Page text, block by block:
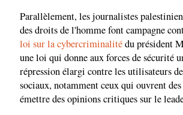
Parallèlement, les journalistes
des droits de l'homme font campagne
loi sur la cybercriminalitédu président
une loi qui donne aux forces de sécurité
répression élargi contre les utilisateurs
sociaux, notamment ceux qui ouvrent
émettre des opinions critiques sur le